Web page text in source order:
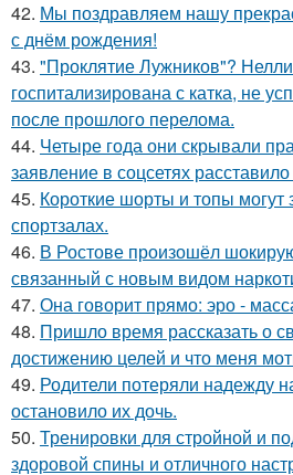
42. Мы поздравляем нашу
с днём рождения!
43. "Проклятие Лужников"?
госпитализирована с катка, не
после прошлого перелома.
44. Четыре года они скрывали
заявление в соцсетях
45. Короткие шорты и топы могут
спортзалах.
46. В Ростове произошёл
связанный с новым видом
47. Она говорит прямо: эро -
48. Пришло время рассказать о
достижению целей и что меня
49. Родители потеряли надежду
остановило их дочь.
50. Тренировки для стройной и
здоровой спины и отличного